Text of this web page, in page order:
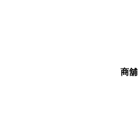
商舖